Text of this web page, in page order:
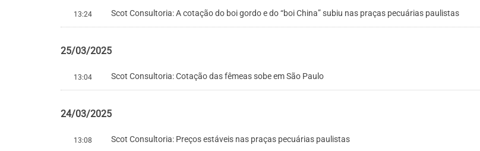
13:24 Scot Consultoria: A cotação do boi gordo e do “boi China” subiu nas praças pecuárias paulistas
25/03/2025
13:04 Scot Consultoria: Cotação das fêmeas sobe em São Paulo
24/03/2025
13:08 Scot Consultoria: Preços estáveis nas praças pecuárias paulistas